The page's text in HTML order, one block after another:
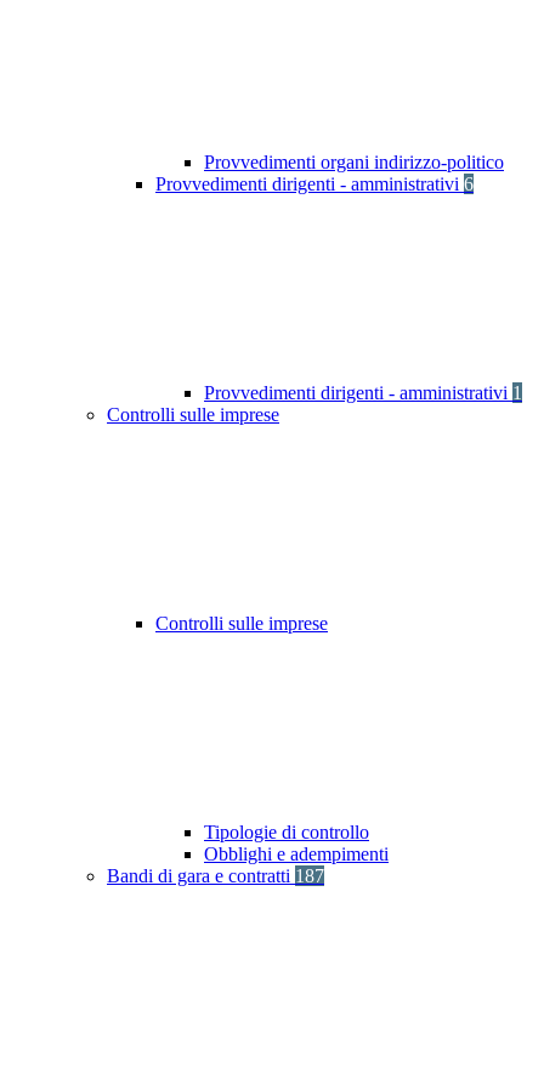
Provvedimenti organi indirizzo-politico
Provvedimenti dirigenti - amministrativi 6
Provvedimenti dirigenti - amministrativi 1
Controlli sulle imprese
Controlli sulle imprese
Tipologie di controllo
Obblighi e adempimenti
Bandi di gara e contratti 187